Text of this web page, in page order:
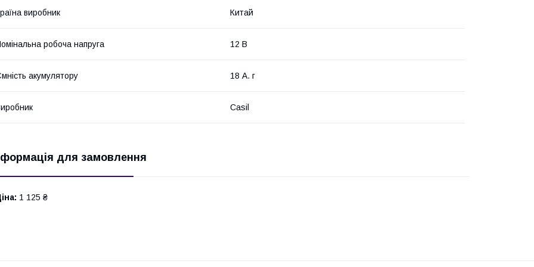
виробник Китай
робоча напруга 12 В
акумулятору 18 А. г
Casіl
для замовлення
1 125 ₴